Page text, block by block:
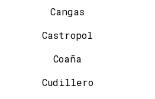
Cangas
Castropol
Coaña
Cudillero